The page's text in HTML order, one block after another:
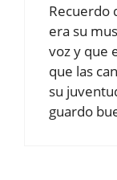
Recuerdo
era su
voz y que
que las
su
guardo